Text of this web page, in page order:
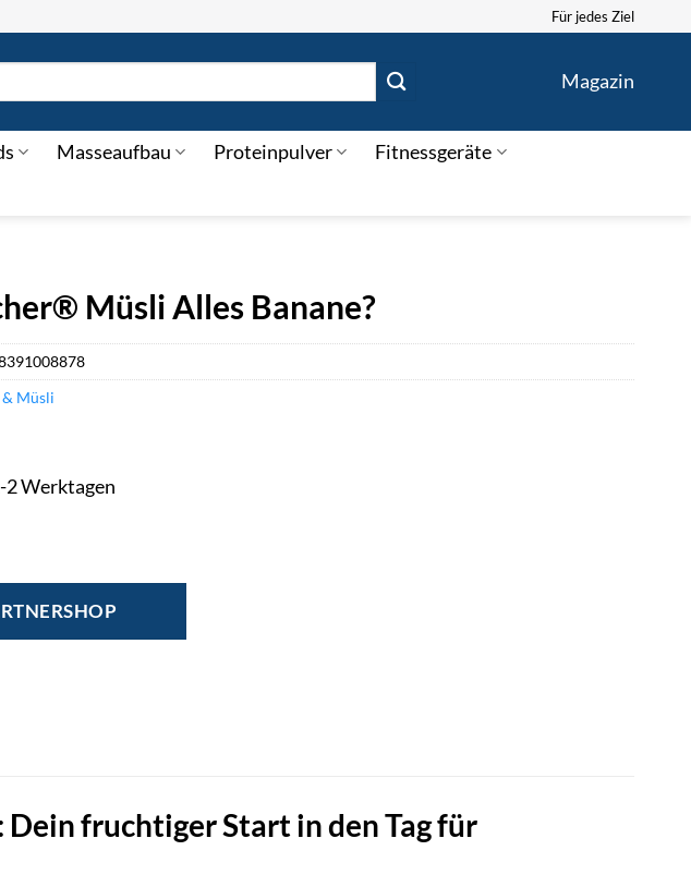
Für jedes Ziel
Magazin
Masseaufbau Proteinpulver
Fitnessgeräte
Müsli Alles Banane?
2 Werktagen
Müsli
fruchtiger Start in den Tag für